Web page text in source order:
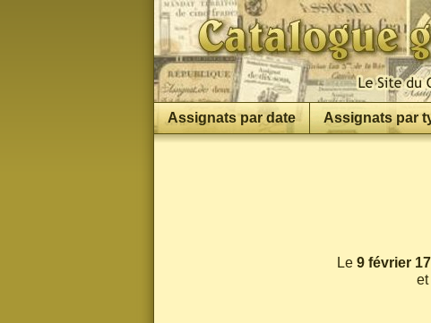
Assignats par date Assignats par
Le 9 février
et